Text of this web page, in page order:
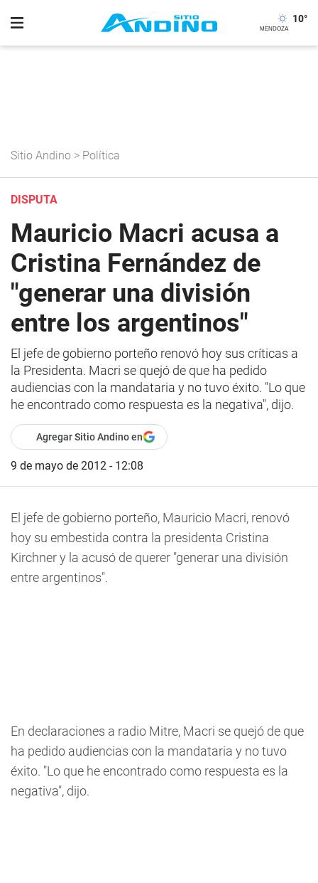
10°
Sitio Andino > Política
DISPUTA
Mauricio Macri acusa a
Cristina Fernández de
"generar una división
entre los argentinos"
El jefe de gobierno porteño renovó hoy sus críticas a
la Presidenta. Macri se quejó de que ha pedido
audiencias con la mandataria y no tuvo éxito. "Lo que
he encontrado como respuesta es la negativa", dijo.
Agregar Sitio Andino en
9 de mayo de 2012 - 12:08
El jefe de gobierno porteño, Mauricio Macri, renovó
hoy su embestida contra la presidenta Cristina
Kirchner y la acusó de querer "generar una división
entre argentinos".
En declaraciones a radio Mitre, Macri se quejó de que
ha pedido audiencias con la mandataria y no tuvo
éxito. "Lo que he encontrado como respuesta es la
negativa", dijo.